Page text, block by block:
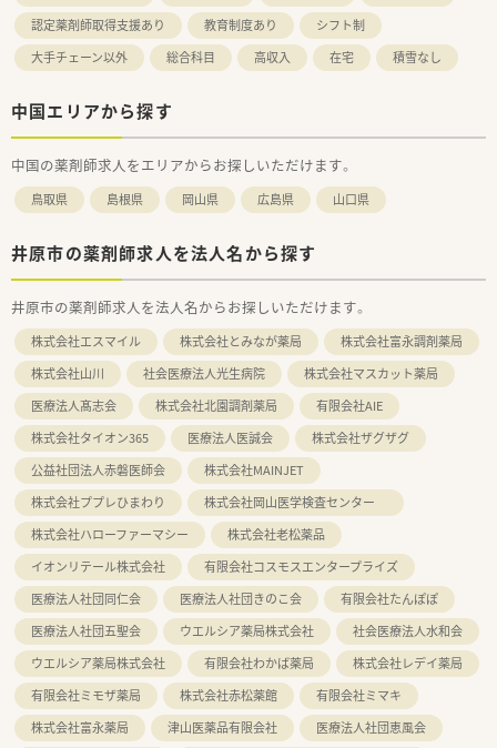
認定薬剤師取得支援あり
教育制度あり
シフト制
大手チェーン以外
総合科目 高収入 在宅 積雪なし
中国エリアから探す
中国の薬剤師求人をエリアからお探しいただけます。
鳥取県 島根県 岡山県 広島県 山口県
井原市の薬剤師求人を法人名から探す
井原市の薬剤師求人を法人名からお探しいただけます。
株式会社エスマイル 株式会社とみなが薬局
株式会社富永調剤薬局
株式会社山川
社会医療法人光生病院
株式会社マスカット薬局
医療法人髙志会
株式会社北園調剤薬局
有限会社AIE
株式会社タイオン365
医療法人医誠会
株式会社ザグザグ
公益社団法人赤磐医師会
株式会社MAINJET
株式会社ププレひまわり
株式会社岡山医学検査センター
株式会社ハローファーマシー
株式会社老松薬品
イオンリテール株式会社
有限会社コスモスエンタープライズ
医療法人社団同仁会
医療法人社団きのこ会
有限会社たんぽぽ
医療法人社団五聖会
ウエルシア薬局株式会社
社会医療法人水和会
ウエルシア薬局株式会社
有限会社わかば薬局
株式会社レデイ薬局
有限会社ミモザ薬局
株式会社赤松薬館
有限会社ミマキ
株式会社富永薬局
津山医薬品有限会社
医療法人社団恵風会